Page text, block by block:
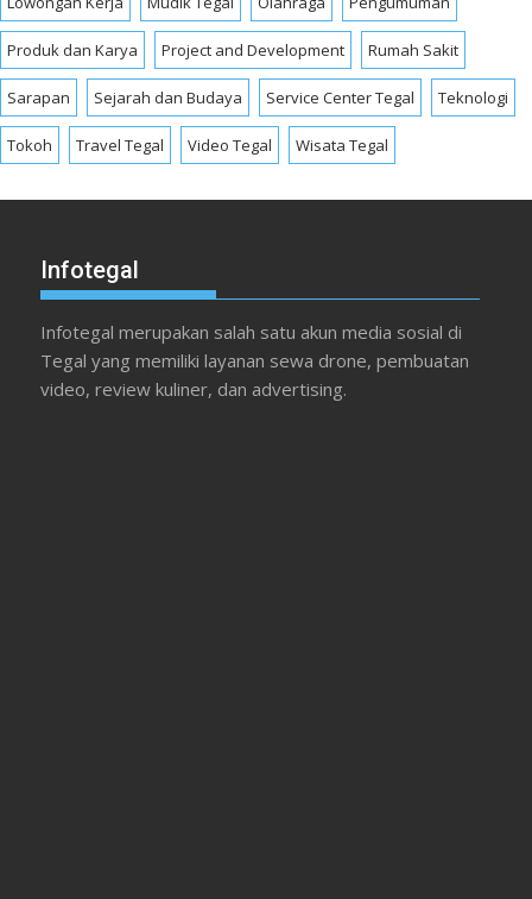
Produk dan Karya Project and Development Rumah Sakit
Sarapan Sejarah dan Budaya Service Center Tegal Teknologi
Tokoh Travel Tegal Video Tegal Wisata Tegal
Infotegal
Infotegal merupakan salah satu akun media sosial di
Tegal yang memiliki layanan sewa drone, pembuatan
video, review kuliner, dan advertising.